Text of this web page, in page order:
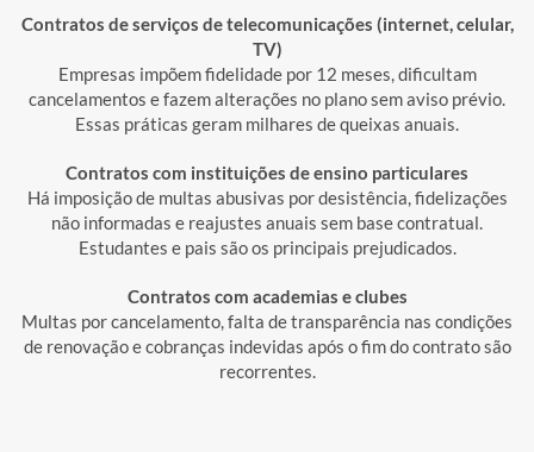
Contratos de serviços de telecomunicações (internet, celular,
TV)
Empresas impõem fidelidade por 12 meses, dificultam
cancelamentos e fazem alterações no plano sem aviso prévio.
Essas práticas geram milhares de queixas anuais.
Contratos com instituições de ensino particulares
Há imposição de multas abusivas por desistência, fidelizações
não informadas e reajustes anuais sem base contratual.
Estudantes e pais são os principais prejudicados.
Contratos com academias e clubes
Multas por cancelamento, falta de transparência nas condições
de renovação e cobranças indevidas após o fim do contrato são
recorrentes.